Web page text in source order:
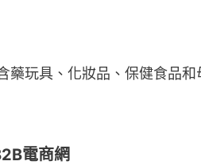
藥玩具、化妝品、保健食品
電商網